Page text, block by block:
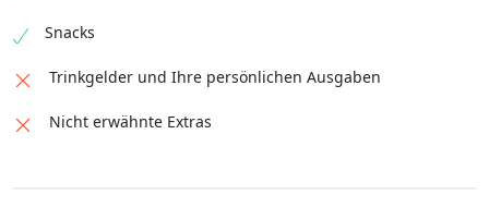
Snacks
Trinkgelder und Ihre persönlichen Ausgaben
Nicht erwähnte Extras